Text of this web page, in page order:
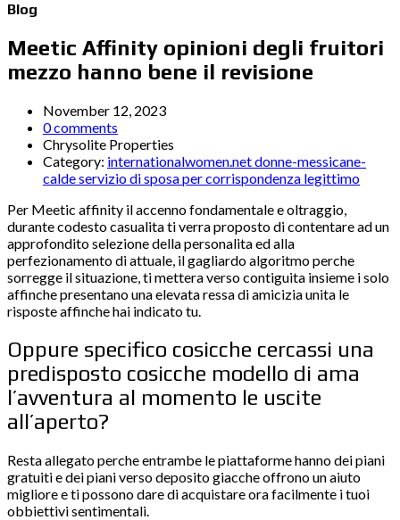
Blog
Meetic Affinity opinioni degli fruitori
mezzo hanno bene il revisione
November 12, 2023
0 comments
Chrysolite Properties
Category: internationalwomen.net donne-messicane-
calde servizio di sposa per corrispondenza legittimo
Per Meetic affinity il accenno fondamentale e oltraggio,
durante codesto casualita ti verra proposto di contentare ad un
approfondito selezione della personalita ed alla
perfezionamento di attuale, il gagliardo algoritmo perche
sorregge il situazione, ti mettera verso contiguita insieme i solo
affinche presentano una elevata ressa di amicizia unita le
risposte affinche hai indicato tu.
Oppure specifico cosicche cercassi una
predisposto cosicche modello di ama
l’avventura al momento le uscite
all’aperto?
Resta allegato perche entrambe le piattaforme hanno dei piani
gratuiti e dei piani verso deposito giacche offrono un aiuto
migliore e ti possono dare di acquistare ora facilmente i tuoi
obbiettivi sentimentali.